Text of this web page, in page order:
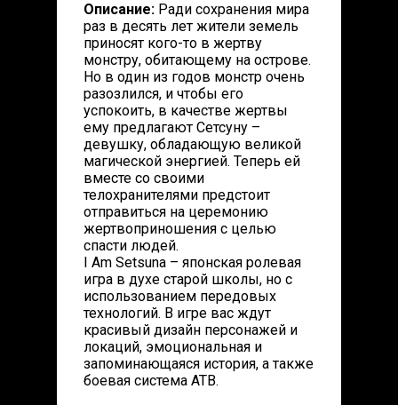
Описание: Ради сохранения мира
раз в десять лет жители земель
приносят кого-то в жертву
монстру, обитающему на острове.
Но в один из годов монстр очень
разозлился, и чтобы его
успокоить, в качестве жертвы
ему предлагают Сетсуну –
девушку, обладающую великой
магической энергией. Теперь ей
вместе со своими
телохранителями предстоит
отправиться на церемонию
жертвоприношения с целью
спасти людей.
I Am Setsuna – японская ролевая
игра в духе старой школы, но с
использованием передовых
технологий. В игре вас ждут
красивый дизайн персонажей и
локаций, эмоциональная и
запоминающаяся история, а также
боевая система ATB.